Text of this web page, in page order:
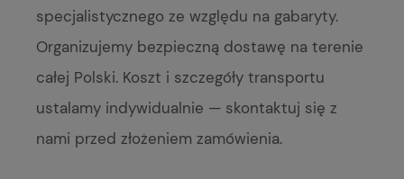
specjalistycznego ze względu na gabaryty.
Organizujemy bezpieczną dostawę na terenie
całej Polski. Koszt i szczegóły transportu
ustalamy indywidualnie — skontaktuj się z
nami przed złożeniem zamówienia.